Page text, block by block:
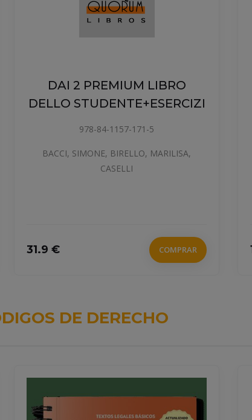
DAI 2 PREMIUM LIBRO
DELLO STUDENTE+ESERCIZI
978-84-1157-171-5
BACCI, SIMONE, BIRELLO, MARILISA,
CASELLI
31.9 € COMPRAR
DE DERECHO